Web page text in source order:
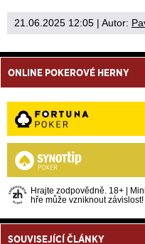
21.06.2025 12:05 | Autor:
ONLINE POKEROVÉ HERNY
Hrajte zodpovědně. 18+ |
hře může vzniknout závislost!
SOUVISEJÍCÍ ČLÁNKY